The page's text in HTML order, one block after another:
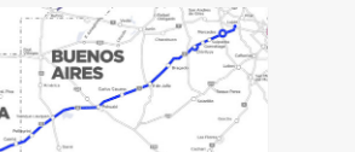
Identidad de los
adolescentes
pampeanos que fueron
protagonistas del fatal
accidente en la mañana
del lunes